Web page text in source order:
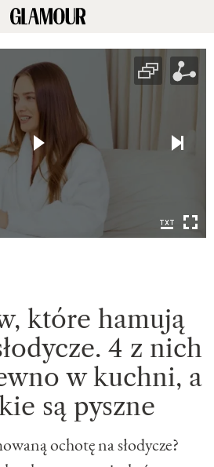
które hamują
4 z nich
w kuchni, a
są pyszne
ochotę na słodycze?